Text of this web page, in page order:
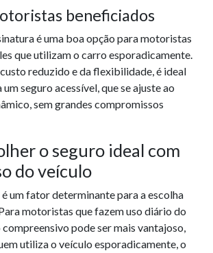
beneficiados
é uma boa opção para motoristas
que utilizam o carro esporadicamente.
reduzido e da flexibilidade, é ideal
seguro acessível, que se ajuste ao
sem grandes compromissos
o seguro ideal com
do veículo
um fator determinante para a escolha
motoristas que fazem uso diário do
pode ser mais vantajoso,
utiliza o veículo esporadicamente, o